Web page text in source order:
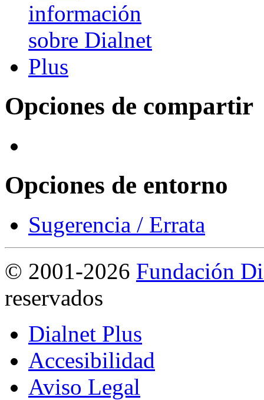
Opciones de compartir
Opciones de entorno
Sugerencia / Errata
© 2001-2026 Fundación
reservados
Dialnet Plus
Accesibilidad
Aviso Legal